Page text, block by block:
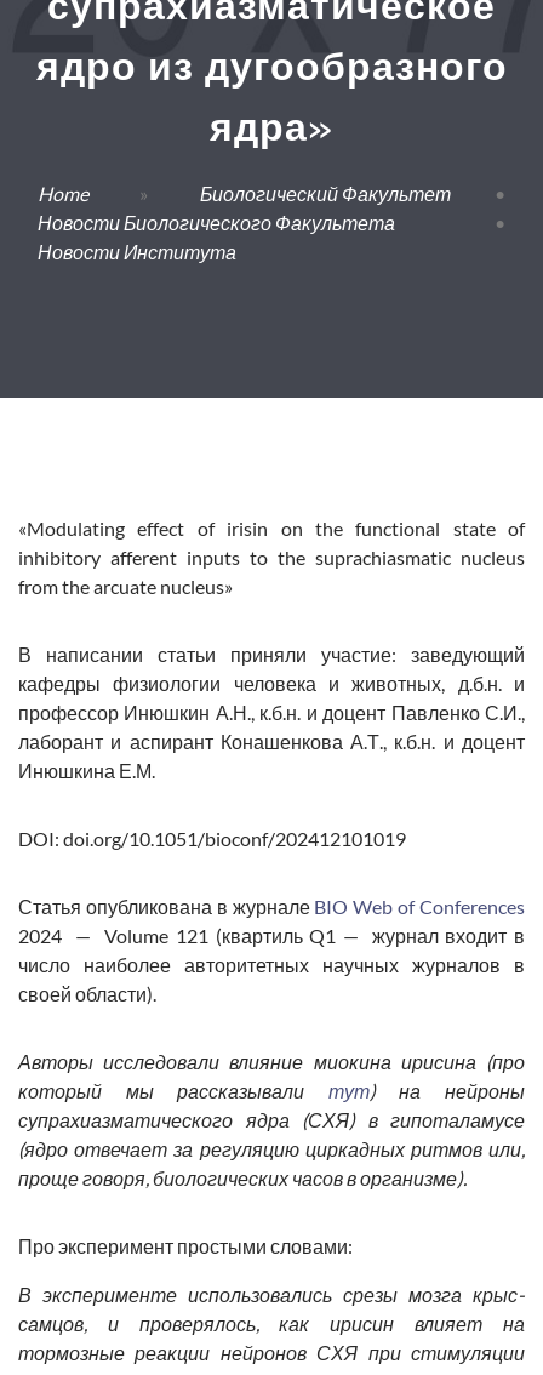
ядро из дугообразного
ядра»
Home » Биологический Факультет
•
Новости Биологического Факультета
•
Новости Института
«Modulating effect of irisin on the functional state of
inhibitory afferent inputs to the suprachiasmatic nucleus
from the arcuate nucleus»
В написании статьи приняли участие: заведующий
кафедры физиологии человека и животных, д.б.н. и
профессор Инюшкин А.Н., к.б.н. и доцент Павленко С.И.,
лаборант и аспирант Конашенкова А.Т., к.б.н. и доцент
Инюшкина Е.М.
DOI: doi.org/10.1051/bioconf/202412101019
Статья опубликована в журнале BIO Web of Conferences
2024 — Volume 121 (квартиль Q1 — журнал входит в
число наиболее авторитетных научных журналов в
своей области).
Авторы исследовали влияние миокина ирисина (про
который мы рассказывали тут) на нейроны
супрахиазматического ядра (СХЯ) в гипоталамусе
(ядро отвечает за регуляцию циркадных ритмов или,
проще говоря, биологических часов в организме).
Про эксперимент простыми словами:
В эксперименте использовались срезы мозга крыс-
самцов, и проверялось, как ирисин влияет на
тормозные реакции нейронов СХЯ при стимуляции